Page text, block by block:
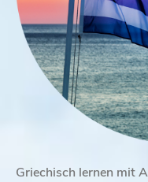
Griechisch lernen mit